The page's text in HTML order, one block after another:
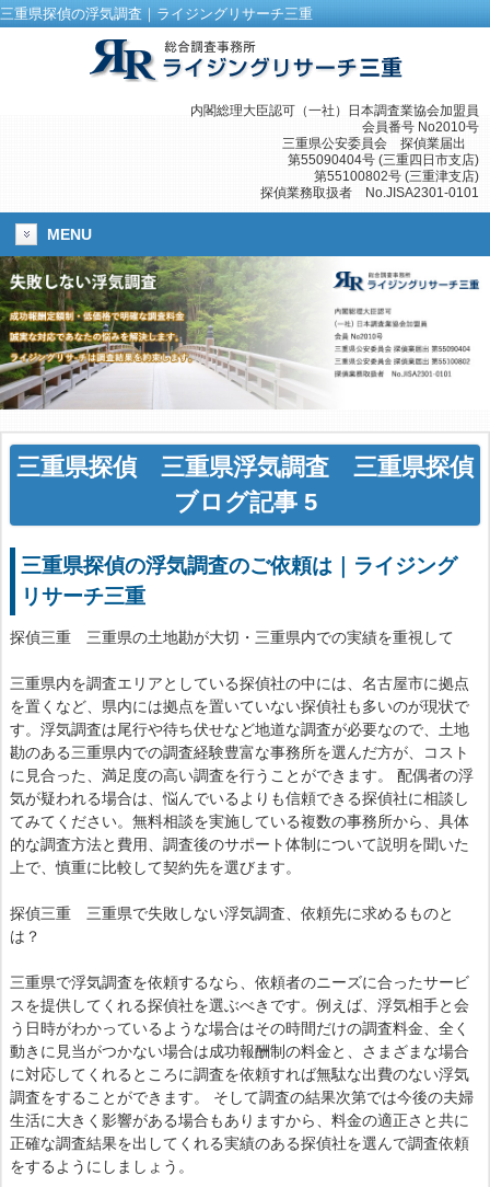
三重県探偵の浮気調査｜ライジングリサーチ三重
内閣総理大臣認可（一社）日本調査業協会加盟員
会員番号 No2010号
三重県公安委員会 探偵業届出
第55090404号 (三重四日市支店)
第55100802号 (三重津支店)
探偵業務取扱者 No.JISA2301-0101
MENU
三重県探偵 三重県浮気調査 三重県探偵
ブログ記事 5
三重県探偵の浮気調査のご依頼は｜ライジング
リサーチ三重
探偵三重 三重県の土地勘が大切・三重県内での実績を重視して
三重県内を調査エリアとしている探偵社の中には、名古屋市に拠点
を置くなど、県内には拠点を置いていない探偵社も多いのが現状で
す。浮気調査は尾行や待ち伏せなど地道な調査が必要なので、土地
勘のある三重県内での調査経験豊富な事務所を選んだ方が、コスト
に見合った、満足度の高い調査を行うことができます。 配偶者の浮
気が疑われる場合は、悩んでいるよりも信頼できる探偵社に相談し
てみてください。無料相談を実施している複数の事務所から、具体
的な調査方法と費用、調査後のサポート体制について説明を聞いた
上で、慎重に比較して契約先を選びます。
探偵三重 三重県で失敗しない浮気調査、依頼先に求めるものと
は？
三重県で浮気調査を依頼するなら、依頼者のニーズに合ったサービ
スを提供してくれる探偵社を選ぶべきです。例えば、浮気相手と会
う日時がわかっているような場合はその時間だけの調査料金、全く
動きに見当がつかない場合は成功報酬制の料金と、さまざまな場合
に対応してくれるところに調査を依頼すれば無駄な出費のない浮気
調査をすることができます。 そして調査の結果次第では今後の夫婦
生活に大きく影響がある場合もありますから、料金の適正さと共に
正確な調査結果を出してくれる実績のある探偵社を選んで調査依頼
をするようにしましょう。